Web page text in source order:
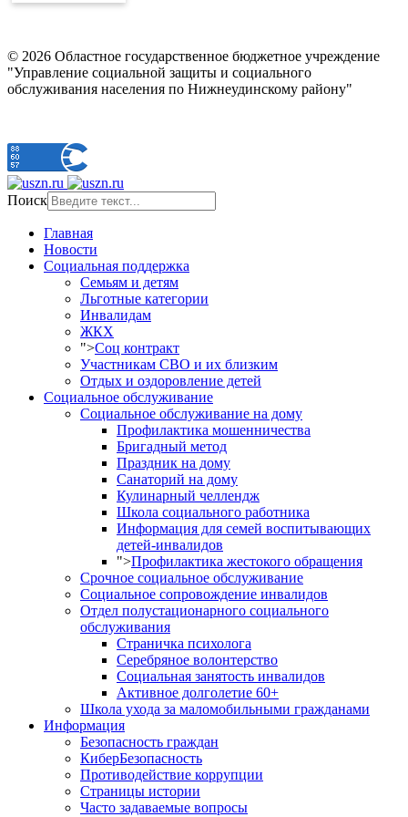
© 2026 Областное государственное бюджетное учреждение
"Управление социальной защиты и социального
обслуживания населения по Нижнеудинскому району"
Поиск
Главная
Новости
Социальная поддержка
Семьям и детям
Льготные категории
Инвалидам
ЖКХ
">Соц контракт
Участникам СВО и их близким
Отдых и оздоровление детей
Социальное обслуживание
Социальное обслуживание на дому
Профилактика мошенничества
Бригадный метод
Праздник на дому
Санаторий на дому
Кулинарный челлендж
Школа социального работника
Информация для семей воспитывающих
детей-инвалидов
">Профилактика жестокого обращения
Срочное социальное обслуживание
Социальное сопровождение инвалидов
Отдел полустационарного социального
обслуживания
Страничка психолога
Серебряное волонтерство
Социальная занятость инвалидов
Активное долголетие 60+
Школа ухода за маломобильными гражданами
Информация
Безопасность граждан
КиберБезопасность
Противодействие коррупции
Страницы истории
Часто задаваемые вопросы